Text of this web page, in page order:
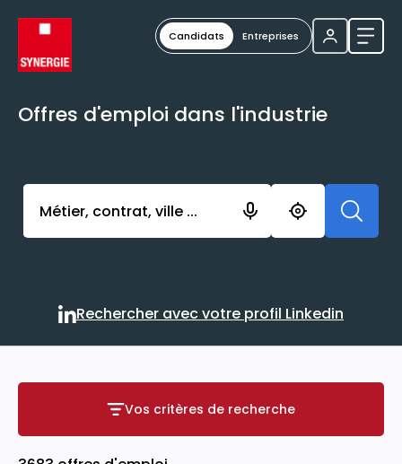
Candidats Entreprises
Offres d'emploi dans l'industrie
Activer l’élément pour lancer l’enregistrement.
Rechercher avec votre
Rechercher avec votre profil Linkedin
Vos critères de recherche
Vos critères de recherche